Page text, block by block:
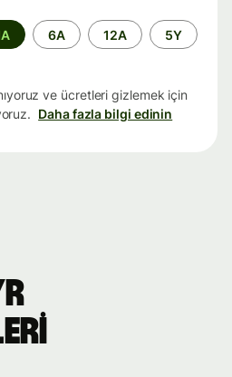
6A 12A 5Y
ve ücretleri gizlemek için
Daha fazla bilgi edinin